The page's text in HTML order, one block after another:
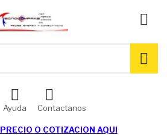
Ayuda Contactanos
PRECIO O COTIZACION AQUI